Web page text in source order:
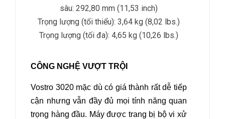
sâu: 292,80 mm (11,53 inch)
Trọng lượng (tối thiểu): 3,64 kg (8,02 lbs.)
Trọng lượng (tối đa): 4,65 kg (10,26 lbs.)
CÔNG NGHỆ VƯỢT TRỘI
Vostro 3020 mặc dù có giá thành rất dễ tiếp
cận nhưng vẫn đầy đủ mọi tính năng quan
trọng hàng đầu. Máy được trang bị bộ vi xử